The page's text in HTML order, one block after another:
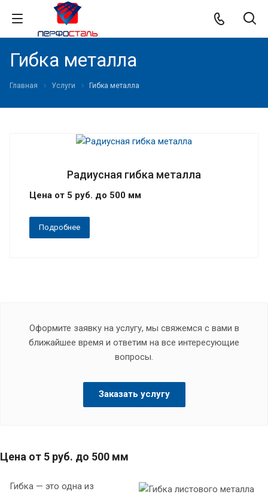
Гибка металла
Главная Услуги Гибка металла
Радиусная гибка металла
Цена от 5 руб. до 500 мм
Подробнее
Оформите заявку на услугу, мы свяжемся с вами в
ближайшее время и ответим на все интересующие
вопросы.
Заказать услугу
Цена от 5 руб. до 500 мм
Гибка — это одна из